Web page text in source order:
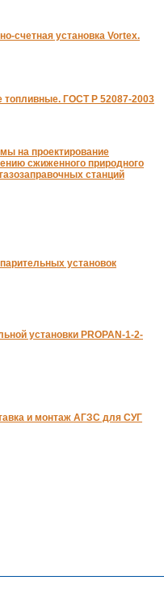
счетная установка Vortex.
ГОСТ Р 52087-2003
на проектирование
сжиженного природного
станций
установок
установки PROPAN-1-2-
и монтаж АГЗС для СУГ